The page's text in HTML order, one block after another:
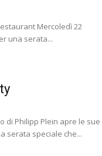
Mercoledì 22
una serata...
di Philipp Plein apre le sue
serata speciale che...